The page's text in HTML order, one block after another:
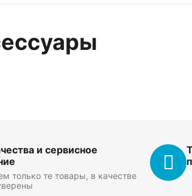
и сервисное
только те товары, в качестве